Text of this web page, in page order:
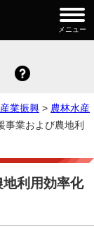
メニュー
産業振興 > 農林水産
事業および農地利
利用効率化